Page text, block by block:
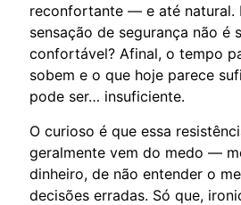
reconfortante — e até natural.
sensação de segurança não é
confortável? Afinal, o tempo
sobem e o que hoje parece
pode ser… insuficiente.
O curioso é que essa
geralmente vem do medo —
dinheiro, de não entender o
decisões erradas. Só que,